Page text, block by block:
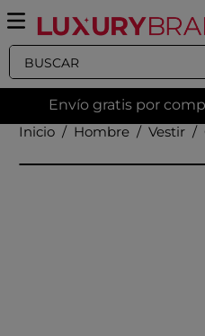
Buscar
Envío gratis por
Hombre
Vestir